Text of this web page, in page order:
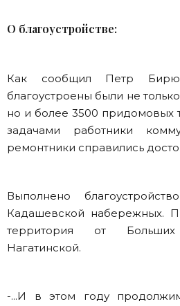
О благоустройстве:
Как сообщил Петр
благоустроены были не
но и более 3500 придомовых
задачами работники
ремонтники справились
Выполнено
Кадашевской набережных.
территория от
Нагатинской.
-...И в этом году